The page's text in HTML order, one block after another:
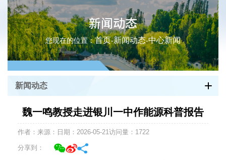
新闻动态
您现在的位置：首页-新闻动态-中心新闻
新闻动态
魏一鸣教授走进银川一中作能源科普报告
作者： 来源： 日期：2026-05-21访问量： 1722
分享到：